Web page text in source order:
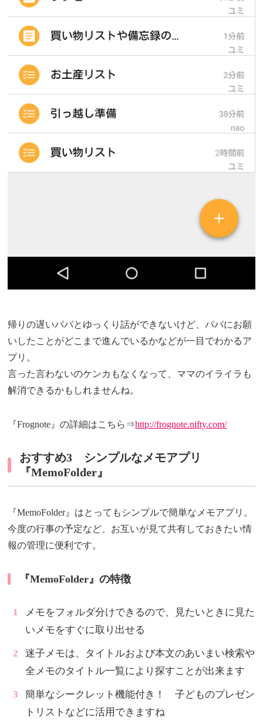
帰りの遅いパパとゆっくり話ができないけど、パパにお願
いしたことがどこまで進んでいるかなどが一目でわかるア
プリ。
言った言わないのケンカもなくなって、ママのイライラも
解消できるかもしれませんね。
『Frognote』の詳細はこちら⇒http://frognote.nifty.com/
おすすめ3 シンプルなメモアプリ
『MemoFolder』
『MemoFolder』はとってもシンプルで簡単なメモアプリ。
今度の行事の予定など、お互いが見て共有しておきたい情
報の管理に便利です。
『MemoFolder』の特徴
メモをフォルダ分けできるので、見たいときに見た
いメモをすぐに取り出せる
迷子メモは、タイトルおよび本文のあいまい検索や
全メモのタイトル一覧により探すことが出来ます
簡単なシークレット機能付き！ 子どものプレゼン
トリストなどに活用できますね